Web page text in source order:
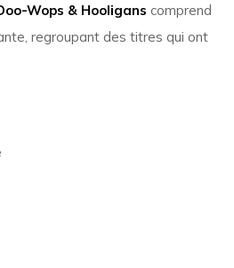
Wops & Hooligans comprend
regroupant des titres qui ont